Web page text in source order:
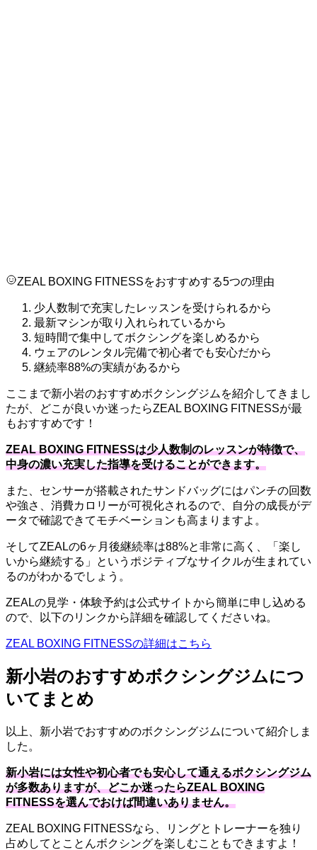
ZEAL BOXING FITNESSをおすすめする5つの理由
少人数制で充実したレッスンを受けられるから
最新マシンが取り入れられているから
短時間で集中してボクシングを楽しめるから
ウェアのレンタル完備で初心者でも安心だから
継続率88%の実績があるから
ここまで新小岩のおすすめボクシングジムを紹介してきまし
たが、どこが良いか迷ったらZEAL BOXING FITNESSが最
もおすすめです！
ZEAL BOXING FITNESSは少人数制のレッスンが特徴で、
中身の濃い充実した指導を受けることができます。
また、センサーが搭載されたサンドバッグにはパンチの回数
や強さ、消費カロリーが可視化されるので、自分の成長がデ
ータで確認できてモチベーションも高まりますよ。
そしてZEALの6ヶ月後継続率は88%と非常に高く、「楽し
いから継続する」というポジティブなサイクルが生まれてい
るのがわかるでしょう。
ZEALの見学・体験予約は公式サイトから簡単に申し込める
ので、以下のリンクから詳細を確認してくださいね。
ZEAL BOXING FITNESSの詳細はこちら
新小岩のおすすめボクシングジムにつ
いてまとめ
以上、新小岩でおすすめのボクシングジムについて紹介しま
した。
新小岩には女性や初心者でも安心して通えるボクシングジム
が多数ありますが、どこか迷ったらZEAL BOXING
FITNESSを選んでおけば間違いありません。
ZEAL BOXING FITNESSなら、リングとトレーナーを独り
占めしてとことんボクシングを楽しむこともできますよ！